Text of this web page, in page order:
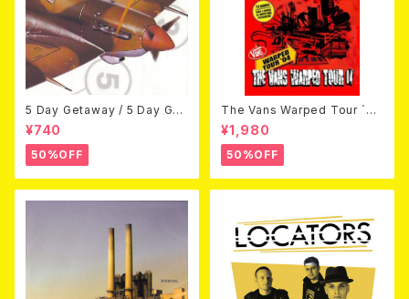
5 Day Getaway / 5 Day Get
away (CDEP)
¥740
50%OFF
The Vans Warped Tour `04
Beyond Warped (国内盤DV
D)
¥1,980
50%OFF